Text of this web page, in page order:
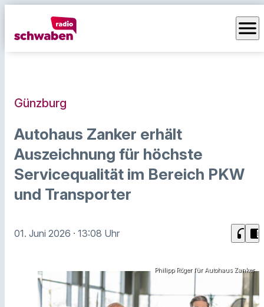
menu
Günzburg
Autohaus Zanker erhält
Auszeichnung für höchste
Servicequalität im Bereich PKW
und Transporter
01. Juni 2026 · 13:08 Uhr headphones chrome_reader_mode
Philipp Röger für Autohaus Zanker